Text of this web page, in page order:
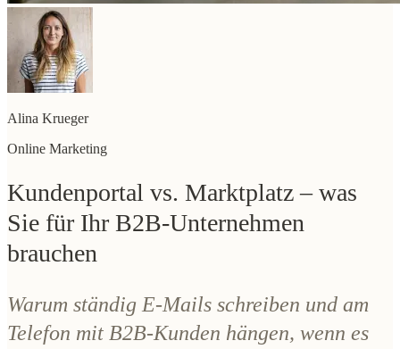
Alina Krueger
Online Marketing
Kundenportal vs. Marktplatz – was
Sie für Ihr B2B-Unternehmen
brauchen
Warum ständig E-Mails schreiben und am
Telefon mit B2B-Kunden hängen, wenn es